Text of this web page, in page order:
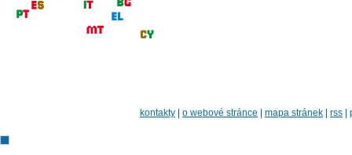
kontakty o webové stránce mapa stránek rss